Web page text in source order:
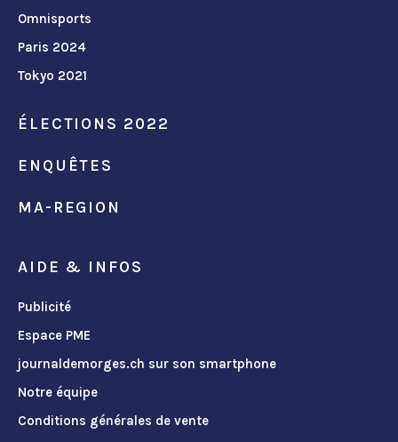
Omnisports
Paris 2024
Tokyo 2021
ÉLECTIONS 2022
ENQUÊTES
MA-REGION
AIDE & INFOS
Publicité
Espace PME
journaldemorges.ch sur son smartphone
Notre équipe
Conditions générales de vente